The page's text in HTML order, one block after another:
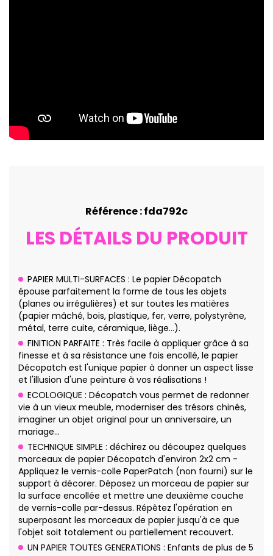
Référence : fda792c
LES DÉTAILS DU PRODUIT
PAPIER MULTI-SURFACES : Le papier Décopatch
épouse parfaitement la forme de tous les objets
(planes ou irrégulières) et sur toutes les matières
(papier mâché, bois, plastique, fer, verre, polystyrène,
métal, terre cuite, céramique, liège…).
FINITION PARFAITE : Très facile à appliquer grâce à sa
finesse et à sa résistance une fois encollé, le papier
Décopatch est l'unique papier à donner un aspect lisse
et l'illusion d'une peinture à vos réalisations !
ECOLOGIQUE : Décopatch vous permet de redonner
vie à un vieux meuble, moderniser des trésors chinés,
imaginer un objet original pour un anniversaire, un
mariage…
TECHNIQUE SIMPLE : déchirez ou découpez quelques
morceaux de papier Décopatch d'environ 2x2 cm -
Appliquez le vernis-colle PaperPatch (non fourni) sur le
support à décorer. Déposez un morceau de papier sur
la surface encollée et mettre une deuxième couche
de vernis-colle par-dessus. Répêtez l'opération en
superposant les morceaux de papier jusqu'à ce que
l'objet soit totalement ou partiellement recouvert.
UN PAPIER TOUTES GENERATIONS : Enfants de plus de 5